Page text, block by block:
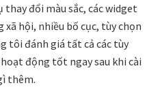
thay đổi màu sắc, các widget
hội, nhiều bố cục, tùy chọn
tôi đánh giá tất cả các tùy
động tốt ngay sau khi cài
thêm.